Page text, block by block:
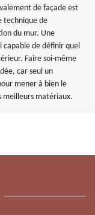
de façade est
technique de
du mur. Une
capable de définir quel
Faire soi-même
car seul un
mener à bien le
meilleurs matériaux.